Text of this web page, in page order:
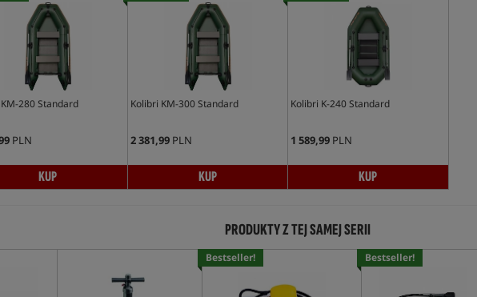
280 Standard
PLN
KUP
Kolibri KM-300 Standard
2 381,99PLN
KUP
Kolibri K-240 Standard
1 589,99PLN
KUP
PRODUKTY Z TEJ SAMEJ SERII
Bestseller! Bestseller!